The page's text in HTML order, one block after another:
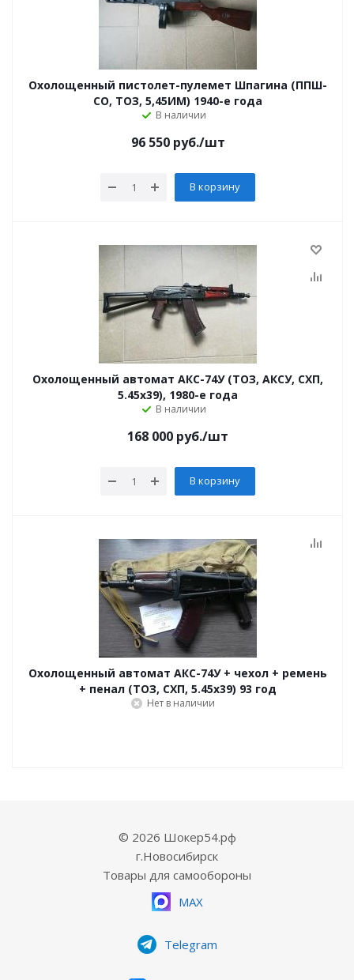
Охолощенный пистолет-пулемет Шпагина (ППШ-
СО, ТОЗ, 5,45ИМ) 1940-е года
В наличии
96 550руб./шт
В корзину
Охолощенный автомат АКС-74У (ТОЗ, АКСУ, СХП,
5.45х39), 1980-е года
В наличии
168 000 руб./шт
В корзину
Охолощенный автомат АКС-74У + чехол + ремень
+ пенал (ТОЗ, СХП, 5.45х39) 93 год
Нет в наличии
© 2026 Шокер54.рф
г.Новосибирск
Товары для самообороны
MAX
Telegram